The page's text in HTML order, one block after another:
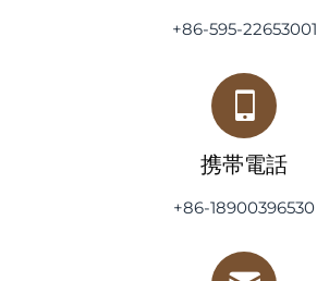
+86-595-22653001
携帯電話
+86-18900396530